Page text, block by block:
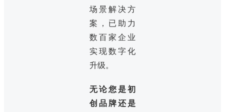
场景解决方
案，已助力
数百家企业
实现数字化
升级。
无论您是初
创品牌还是